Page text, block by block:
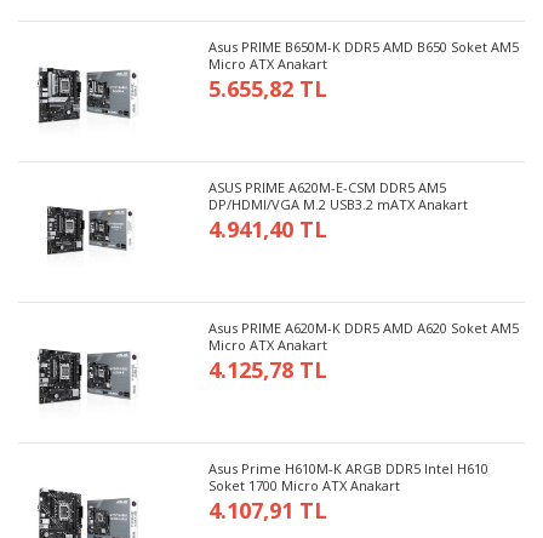
Asus PRIME B650M-K DDR5 AMD B650 Soket AM5
Micro ATX Anakart
5.655,82 TL
ASUS PRIME A620M-E-CSM DDR5 AM5
DP/HDMI/VGA M.2 USB3.2 mATX Anakart
4.941,40 TL
Asus PRIME A620M-K DDR5 AMD A620 Soket AM5
Micro ATX Anakart
4.125,78 TL
Asus Prime H610M-K ARGB DDR5 Intel H610
Soket 1700 Micro ATX Anakart
4.107,91 TL